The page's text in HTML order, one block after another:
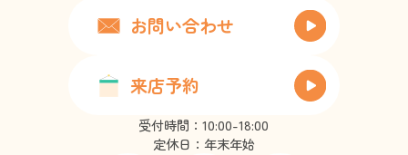
お問い合わせ
来店予約
受付時間：10:00-18:00
定休日：年末年始